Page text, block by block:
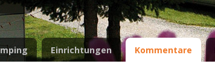
Einrichtungen Kommentare